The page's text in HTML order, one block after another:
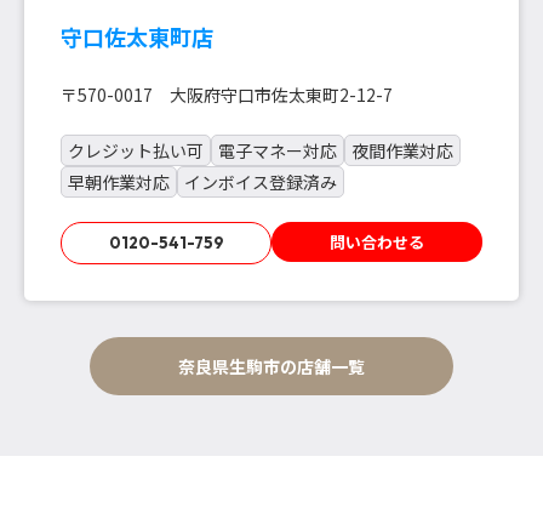
守口佐太東町店
〒570-0017 大阪府守口市佐太東町2-12-7
クレジット払い可 電子マネー対応
夜間作業対応
早朝作業対応
インボイス登録済み
0120-541-759 問い合わせる
奈良県生駒市の店舗一覧